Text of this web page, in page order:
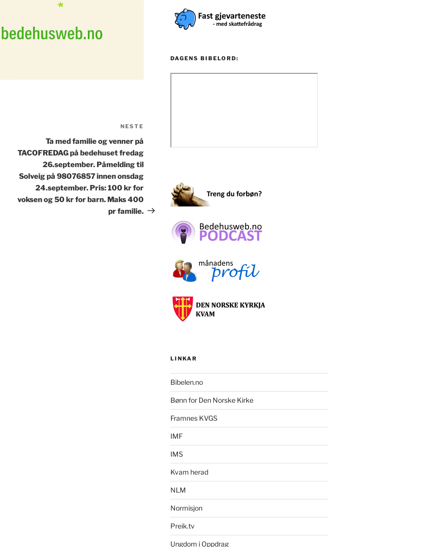
NESTE
Ta med familie og venner på
TACOFREDAG på bedehuset fredag
26.september. Påmelding til
Solveig på 98076857 innen onsdag
24.september. Pris: 100 kr for
voksen og 50 kr for barn. Maks 400
pr familie.
DAGENS BIBELORD:
LINKAR
Bibelen.no
Bønn for Den Norske Kirke
Framnes KVGS
IMF
IMS
Kvam herad
NLM
Normisjon
Preik.tv
Ungdom i Oppdrag